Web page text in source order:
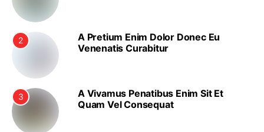
2
A Pretium Enim Dolor Donec Eu
Venenatis Curabitur
3
A Vivamus Penatibus Enim Sit Et
Quam Vel Consequat